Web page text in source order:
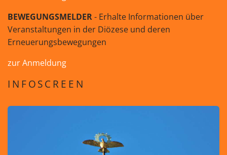
BEWEGUNGSMELDER- Erhalte Informationen über
Veranstaltungen in der Diözese und deren
Erneuerungsbewegungen
zur Anmeldung
INFOSCREEN